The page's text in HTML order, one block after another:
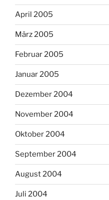
April 2005
März 2005
Februar 2005
Januar 2005
Dezember 2004
November 2004
Oktober 2004
September 2004
August 2004
Juli 2004